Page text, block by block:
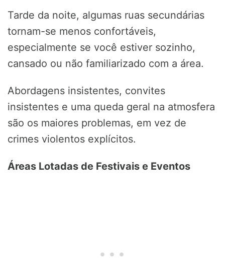
Tarde da noite, algumas ruas secundárias
tornam-se menos confortáveis,
especialmente se você estiver sozinho,
cansado ou não familiarizado com a área.
Abordagens insistentes, convites
insistentes e uma queda geral na atmosfera
são os maiores problemas, em vez de
crimes violentos explícitos.
Áreas Lotadas de Festivais e Eventos